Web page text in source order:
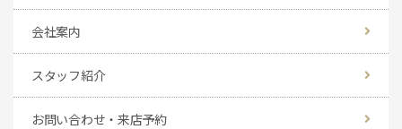
会社案内
スタッフ紹介
お問い合わせ・来店予約